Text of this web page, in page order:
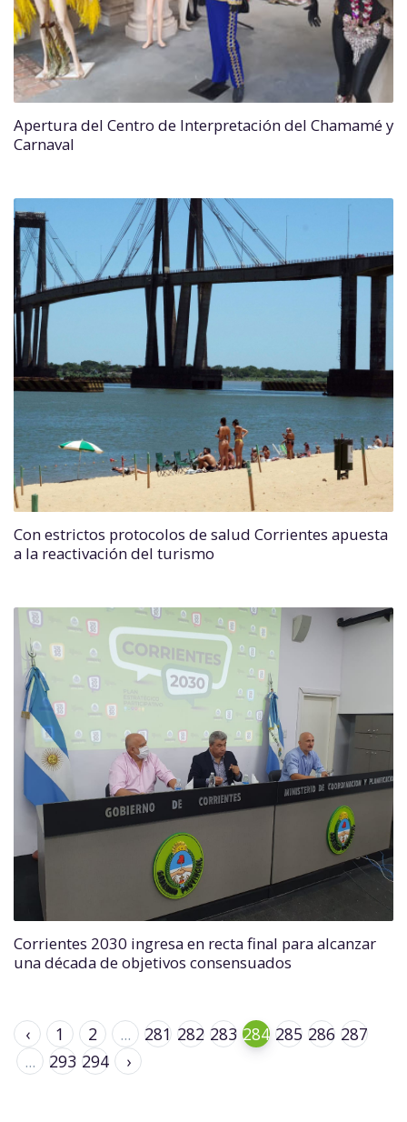
Apertura del Centro de Interpretación del Chamamé y
Carnaval
Con estrictos protocolos de salud Corrientes apuesta
a la reactivación del turismo
Corrientes 2030 ingresa en recta final para alcanzar
una década de objetivos consensuados
‹ 1 2 ... 281 282 283 284 285 286 287
...
293 294 ›